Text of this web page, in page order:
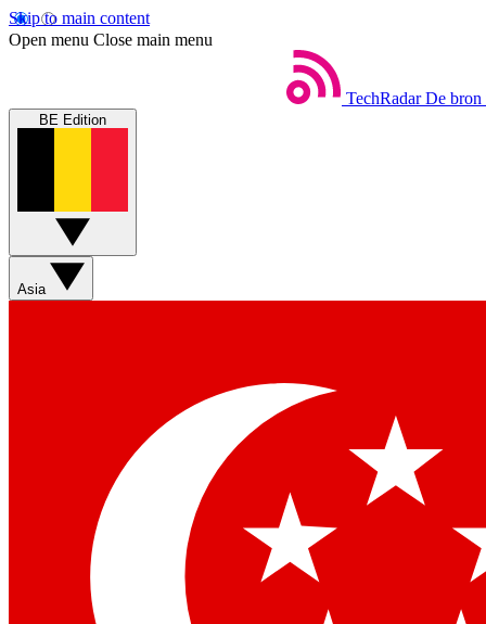
Skip to main content
Open menu Close main menu
TechRadar De bron
BE Edition
Asia